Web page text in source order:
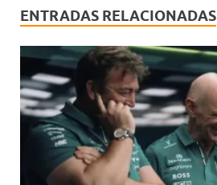
ENTRADAS RELACIONADAS